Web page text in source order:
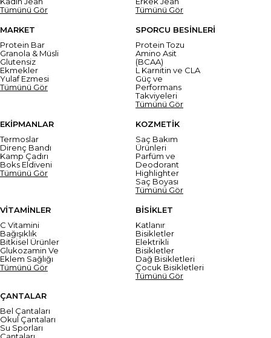
Tümünü Gör
Tümünü Gör
MARKET
Protein Bar
Granola & Müsli
Glutensiz
Ekmekler
Yulaf Ezmesi
Tümünü Gör
SPORCU BESİNLERİ
Protein Tozu
Amino Asit
(BCAA)
L Karnitin ve CLA
Güç ve
Performans
Takviyeleri
Tümünü Gör
EKİPMANLAR
Termoslar
Direnç Bandı
Kamp Çadırı
Boks Eldiveni
Tümünü Gör
KOZMETİK
Saç Bakım
Ürünleri
Parfüm ve
Deodorant
Highlighter
Saç Boyası
Tümünü Gör
VİTAMİNLER
C Vitamini
Bağışıklık
Bitkisel Ürünler
Glukozamin Ve
Eklem Sağlığı
Tümünü Gör
BİSİKLET
Katlanır
Bisikletler
Elektrikli
Bisikletler
Dağ Bisikletleri
Çocuk Bisikletleri
Tümünü Gör
ÇANTALAR
Bel Çantaları
Okul Çantaları
Su Sporları